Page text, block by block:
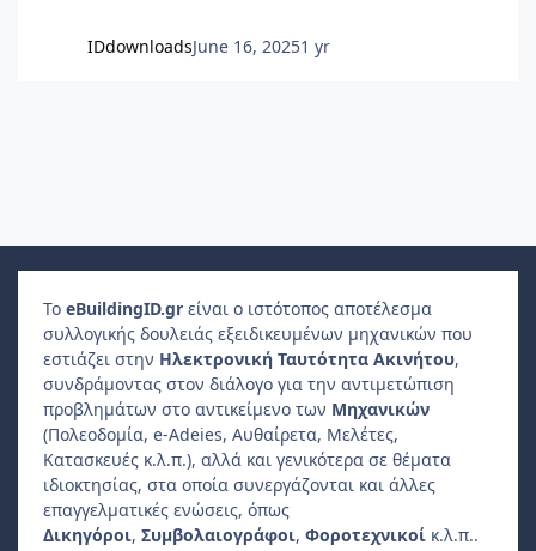
IDdownloadsJune 16, 20251 yr
Το eBuildingID.gr είναι ο ιστότοπος αποτέλεσμα
συλλογικής δουλειάς εξειδικευμένων μηχανικών που
εστιάζει στην Ηλεκτρονική Ταυτότητα Ακινήτου,
συνδράμοντας στον διάλογο για την αντιμετώπιση
προβλημάτων στο αντικείμενο των Μηχανικών
(Πολεοδομία, e-Adeies, Αυθαίρετα, Μελέτες,
Κατασκευές κ.λ.π.), αλλά και γενικότερα σε θέματα
ιδιοκτησίας, στα οποία συνεργάζονται και άλλες
επαγγελματικές ενώσεις, όπως
Δικηγόροι, Συμβολαιογράφοι, Φοροτεχνικοί κ.λ.π..